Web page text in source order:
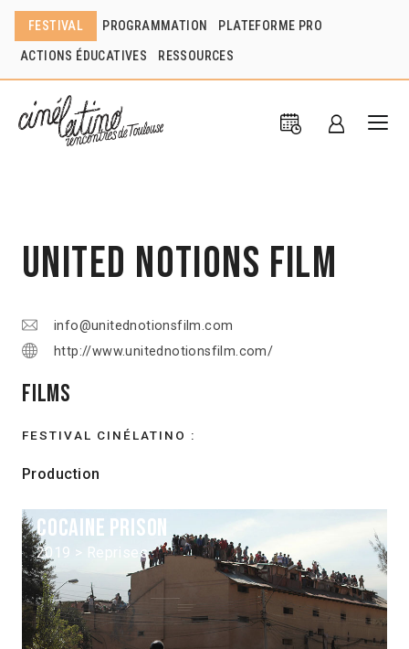
FESTIVAL PROGRAMMATION PLATEFORME PRO
ACTIONS ÉDUCATIVES RESSOURCES
United Notions Film
info@unitednotionsfilm.com
http://www.unitednotionsfilm.com/
Films
FESTIVAL CINÉLATINO :
Production
Cocaine Prison
2019 > Reprises